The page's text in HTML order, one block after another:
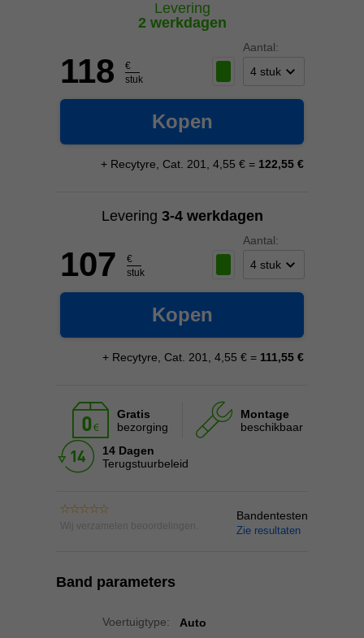
Levering
2 werkdagen
Aantal:
118
€
stuk
Kopen
+ Recytyre, Cat. 201, 4,55 € = 122,55 €
Levering 3-4 werkdagen
Aantal:
107
€
stuk
Kopen
+ Recytyre, Cat. 201, 4,55 € = 111,55 €
Gratis
bezorging
Montage
beschikbaar
14 Dagen
Terugstuurbeleid
Wij verzamelen beoordelingen.
Bandentesten
Zie resultaten
Band parameters
Voertuigtype:
Auto